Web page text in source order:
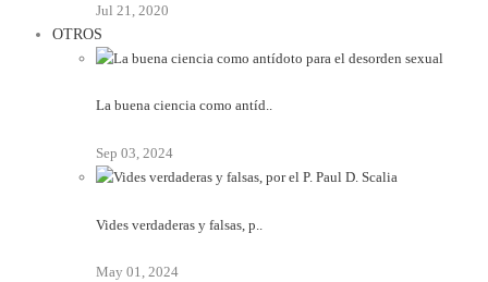
Jul 21, 2020
OTROS
La buena ciencia como antíd..
Sep 03, 2024
Vides verdaderas y falsas, p..
May 01, 2024